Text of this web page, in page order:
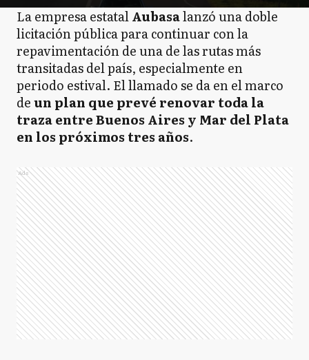
La empresa estatalAubasalanzó una doble
licitación pública para continuar con la
repavimentación de una de las rutas más
transitadas del país, especialmente en
periodo estival. El llamado se da en el marco
deun plan que prevé renovar toda la
traza entre Buenos Aires y Mar del Plata
en los próximos tres años.
Ads